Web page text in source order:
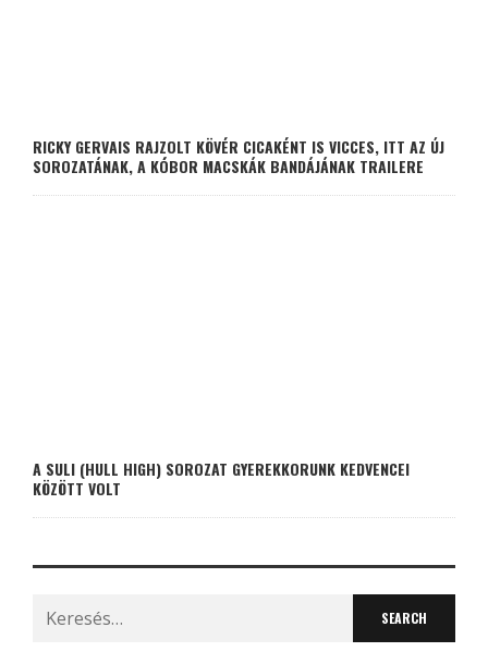
RICKY GERVAIS RAJZOLT KÖVÉR CICAKÉNT IS VICCES, ITT AZ ÚJ
SOROZATÁNAK, A KÓBOR MACSKÁK BANDÁJÁNAK TRAILERE
A SULI (HULL HIGH) SOROZAT GYEREKKORUNK KEDVENCEI
KÖZÖTT VOLT
Search
for: